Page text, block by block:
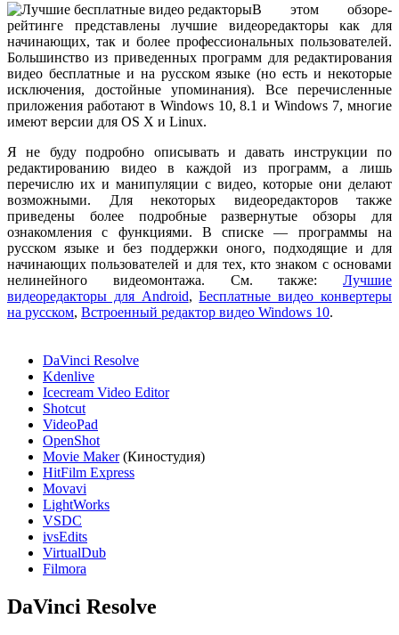
В этом обзоре-
рейтинге представлены лучшие видеоредакторы как для
начинающих, так и более профессиональных пользователей.
Большинство из приведенных программ для редактирования
видео бесплатные и на русском языке (но есть и некоторые
исключения, достойные упоминания). Все перечисленные
приложения работают в Windows 10, 8.1 и Windows 7, многие
имеют версии для OS X и Linux.
Я не буду подробно описывать и давать инструкции по
редактированию видео в каждой из программ, а лишь
перечислю их и манипуляции с видео, которые они делают
возможными. Для некоторых видеоредакторов также
приведены более подробные развернутые обзоры для
ознакомления с функциями. В списке — программы на
русском языке и без поддержки оного, подходящие и для
начинающих пользователей и для тех, кто знаком с основами
нелинейного видеомонтажа. См. также: Лучшие
видеоредакторы для Android,Бесплатные видео конвертеры
на русском, Встроенный редактор видео Windows 10.
DaVinci Resolve
Kdenlive
Icecream Video Editor
Shotcut
VideoPad
OpenShot
Movie Maker(Киностудия)
HitFilm Express
Movavi
LightWorks
VSDC
ivsEdits
VirtualDub
Filmora
DaVinci Resolve